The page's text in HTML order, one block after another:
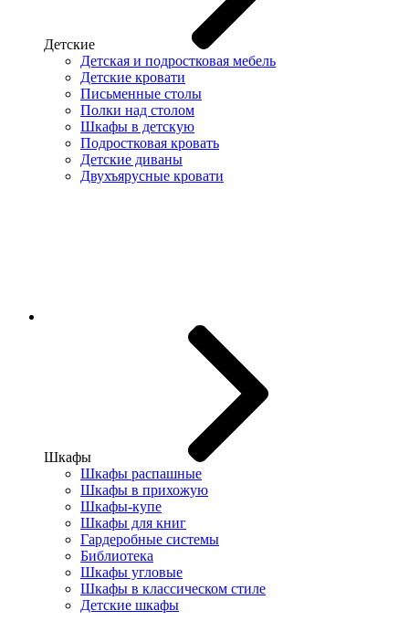
Детские
Детская и подростковая мебель
Детские кровати
Письменные столы
Полки над столом
Шкафы в детскую
Подростковая кровать
Детские диваны
Двухъярусные кровати
Шкафы
Шкафы распашные
Шкафы в прихожую
Шкафы-купе
Шкафы для книг
Гардеробные системы
Библиотека
Шкафы угловые
Шкафы в классическом стиле
Детские шкафы